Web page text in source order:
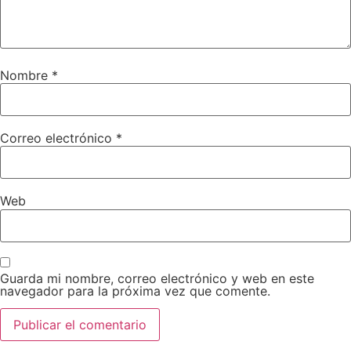
Nombre *
Correo electrónico *
Web
Guarda mi nombre, correo electrónico y web en este
navegador para la próxima vez que comente.